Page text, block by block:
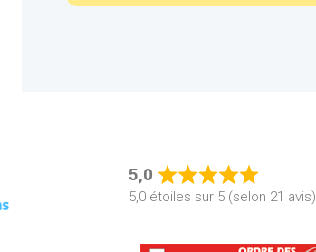
5,0
Rated
5,0
5,0 étoiles sur 5 (selon 21 avis)